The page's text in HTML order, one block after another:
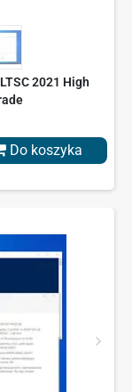
2021 High
Do koszyka